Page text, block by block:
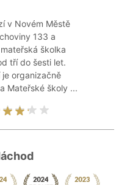
v Novém Městě
133 a
školka
tří do šesti let.
organizačně
Mateřské školy ...